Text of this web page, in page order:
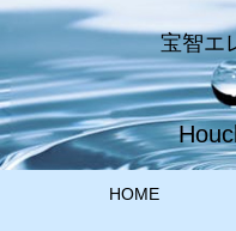
宝智エ
HOME